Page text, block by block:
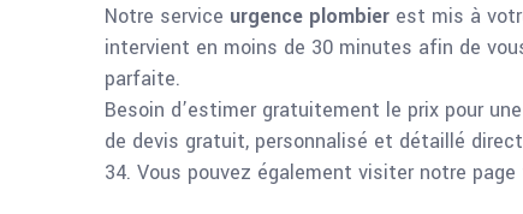
Notre service urgence plombier est mis à
intervient en moins de 30 minutes afin de
parfaite.
Besoin d’estimer gratuitement le prix pour
de devis gratuit, personnalisé et détaillé
34. Vous pouvez également visiter notre